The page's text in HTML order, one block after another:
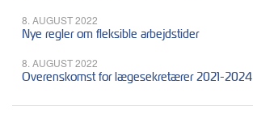
8. AUGUST 2022
Nye regler om fleksible arbejdstider
8. AUGUST 2022
Overenskomst for lægesekretærer 2021-2024